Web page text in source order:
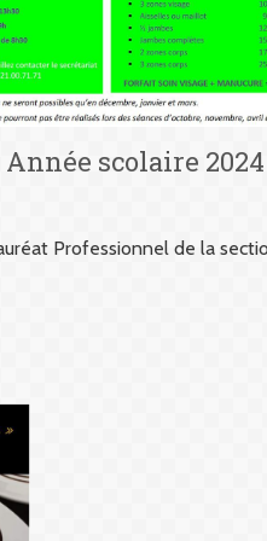
scolaire 2024
Professionnel de la